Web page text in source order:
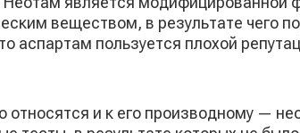
веществом, в результате чего
аспартам пользуется плохой
относятся и к его производному —